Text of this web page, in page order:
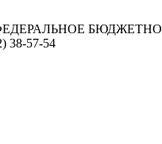
38-57-54